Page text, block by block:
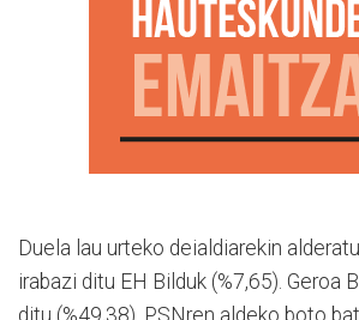
Duela lau urteko deialdiarekin
irabazi ditu EH Bilduk (%7,65). Geroa
ditu (%49,38). PSNren aldeko boto